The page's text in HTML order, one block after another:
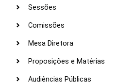
Sessões
Comissões
Mesa Diretora
Proposições e Matérias
Audiências Públicas